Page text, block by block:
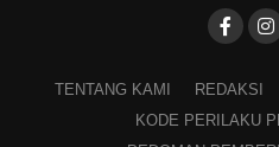
TENTANG KAMI REDAKSI
KODE PERILAKU